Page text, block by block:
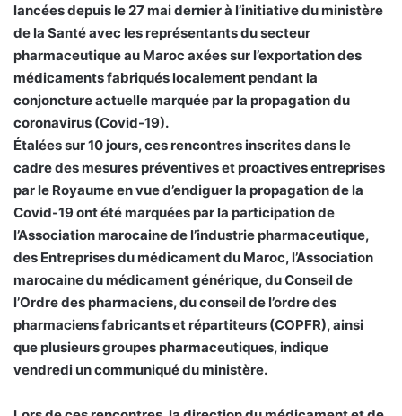
lancées depuis le 27 mai dernier à l’initiative du ministère
de la Santé avec les représentants du secteur
pharmaceutique au Maroc axées sur l’exportation des
médicaments fabriqués localement pendant la
conjoncture actuelle marquée par la propagation du
coronavirus (Covid-19).
Étalées sur 10 jours, ces rencontres inscrites dans le
cadre des mesures préventives et proactives entreprises
par le Royaume en vue d’endiguer la propagation de la
Covid-19 ont été marquées par la participation de
l’Association marocaine de l’industrie pharmaceutique,
des Entreprises du médicament du Maroc, l’Association
marocaine du médicament générique, du Conseil de
l’Ordre des pharmaciens, du conseil de l’ordre des
pharmaciens fabricants et répartiteurs (COPFR), ainsi
que plusieurs groupes pharmaceutiques, indique
vendredi un communiqué du ministère.